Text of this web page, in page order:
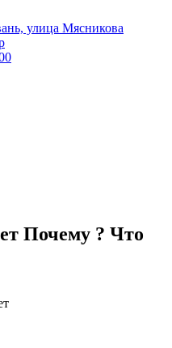
улица Мясникова
Почему ? Что